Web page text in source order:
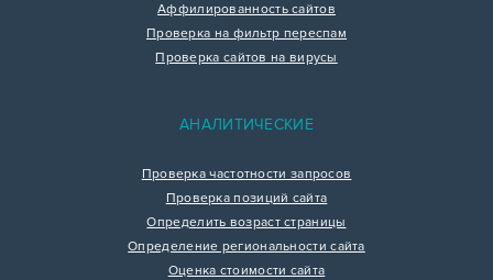
Аффилированность сайтов
Проверка на фильтр переспам
Проверка сайтов на вирусы
АНАЛИТИЧЕСКИЕ
Проверка частотности запросов
Проверка позиций сайта
Определить возраст страницы
Определение региональности сайта
Оценка стоимости сайта